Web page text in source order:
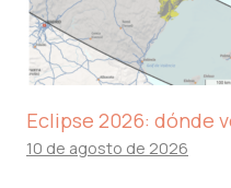
Eclipse 2026: dónde
10 de agosto de 2026